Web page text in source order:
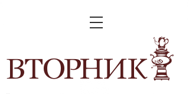
ВТОРНИК